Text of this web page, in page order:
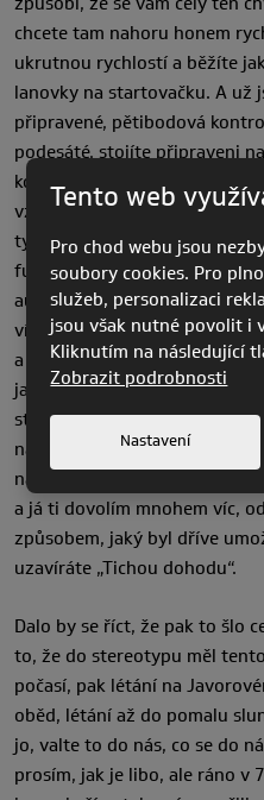
chcete tam nahoru honem
ukrutnou rychlostí a běžíte
lanovky na startovačku. A už
připravené, pětibodová
podesáté, stojíte připraveni
kolena, někomu lechtá v břiše.
vzduchu, tentokrát je to o
ty karabiny a provázky, už
funkčnosti a spíš se víc
auta jsou jak angličáky a
víte, jak vyklesávat 360tkami,
a hlavně….že vždy
jako startujeme. A nanovo,
startovačka, pětibodovka.
nad vámi drží ochrannou ruku
na vás usmívá a říká: „Jsi
a já ti dovolím mnohem víc,
způsobem, jaký byl dříve
uzavíráte „Tichou dohodu“.
Dalo by se říct, že pak to šlo
to, že do stereotypu měl
počasí, pak létání na
oběd, létání až do pomalu
jo, valte to do nás, co se do
prosím, jak je libo, ale ráno v
Tento web
Pro chod webu jsou
soubory cookies. Pro
služeb, personalizaci
jsou však nutné povolit i
Kliknutím na následující
Zobrazit podrobnosti
Nastavení